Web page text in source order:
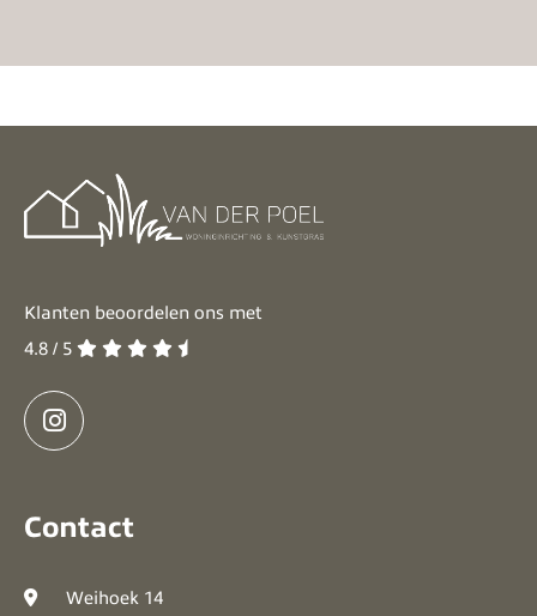
Klanten beoordelen ons met
4.8 / 5
Contact
Weihoek 14